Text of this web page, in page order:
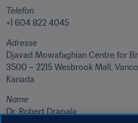
Telefon
+1 604 822 4045
Adresse
Djavad Mowafaghian Centre for
3500 – 2215 Wesbrook Mall,
Kanada
Name
Dr. Robert Drapala